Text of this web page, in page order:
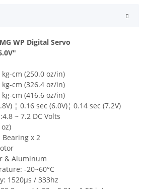
WP Digital Servo
cm (250.0 oz/in)
cm (326.4 oz/in)
cm (416.6 oz/in)
¦ 0.16 sec (6.0V)¦ 0.14 sec (7.2V)
~ 7.2 DC Volts
Bearing x 2
& Aluminum
-20~60°C
1520µs / 333hz